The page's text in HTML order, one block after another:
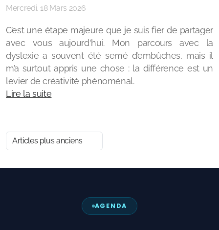
Mercredi, 18 Mars 2026
C’est une étape majeure que je suis fier de partager
avec vous aujourd'hui. Mon parcours avec la
dyslexie a souvent été semé d’embûches, mais il
m’a surtout appris une chose : la différence est un
levier de créativité phénoménal.
Lire la suite
Articles plus anciens
AGENDA